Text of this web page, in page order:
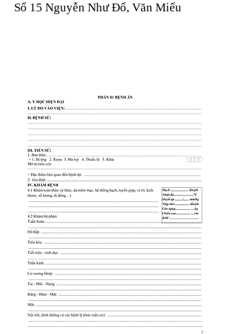
Số 15 Nguyễn Như Đổ, Văn Miếu